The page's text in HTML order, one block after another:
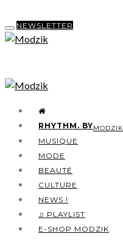
NEWSLETTER
RHYTHM. BYMODZIK
MUSIQUE
MODE
BEAUTÉ
CULTURE
NEWS !
♫ PLAYLIST
E-SHOP MODZIK